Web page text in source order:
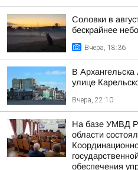
Соловки в
бескрайнее небо
Вчера, 18:36
В
улице
Вчера, 22:10
На базе УМВД
области
обеспечения